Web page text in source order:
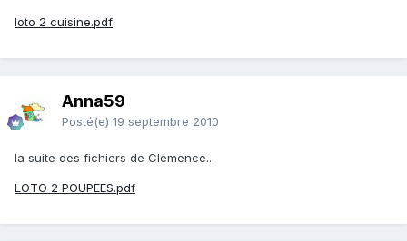
loto 2 cuisine.pdf
Anna59
Posté(e) 19 septembre 2010
la suite des fichiers de Clémence...
LOTO 2 POUPEES.pdf